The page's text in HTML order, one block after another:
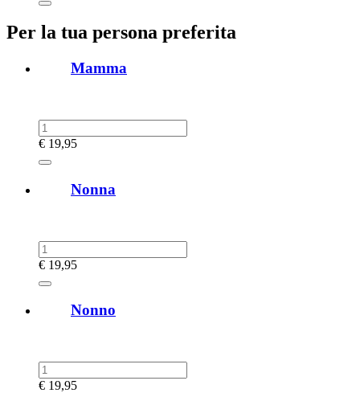
Per la tua persona preferita
Mamma
€ 19,95
Nonna
€ 19,95
Nonno
€ 19,95